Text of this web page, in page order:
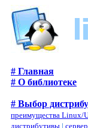
# Главная
# О библиотеке
# Выбор
преимущества Linux/
дистрибутивы |